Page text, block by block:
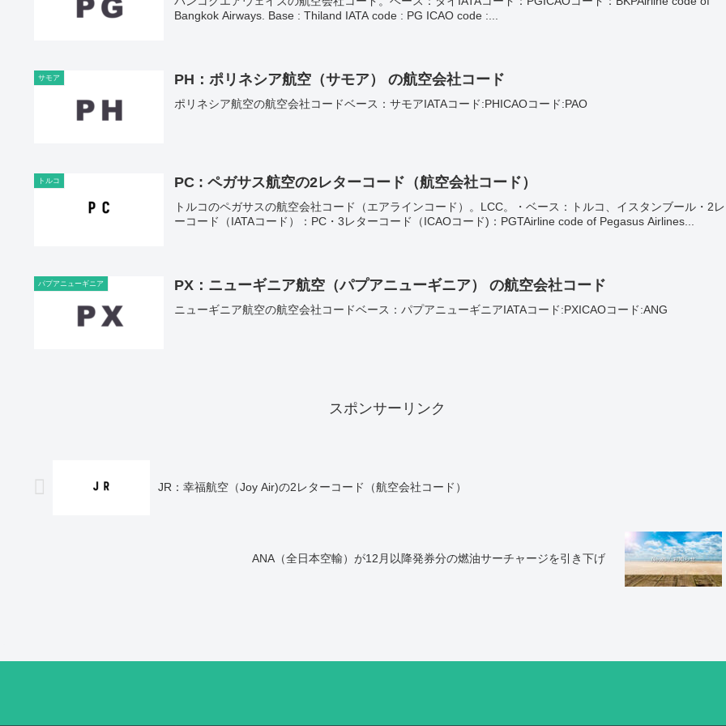
Bangkok Airways. Base : Thiland IATA code : PG ICAO code :...
サモア PH：ポリネシア航空（サモア） の航空会社コード
ポリネシア航空の航空会社コードベース：サモアIATAコード:PHICAOコード:PAO
トルコ PC : ペガサス航空の2レターコード（航空会社コード）
トルコのペガサスの航空会社コード（エアラインコード）。LCC。・ベース：トルコ、イスタンブール・2
ーコード（IATAコード）：PC・3レターコード（ICAOコード)：PGTAirline code of Pegasus Airlines...
パプアニューギニア PX：ニューギニア航空（パプアニューギニア） の航空会社コード
ニューギニア航空の航空会社コードベース：パプアニューギニアIATAコード:PXICAOコード:ANG
スポンサーリンク
JR：幸福航空（Joy Air)の2レターコード（航空会社コード）
ANA（全日本空輸）が12月以降発券分の燃油サーチャージを引き下げ